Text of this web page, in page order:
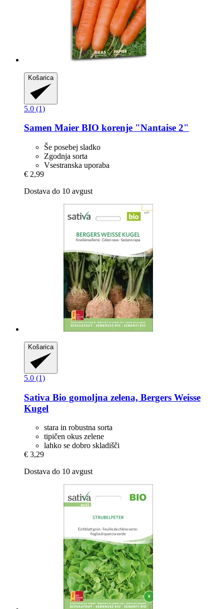
Košarica
5.0 (1)
Samen Maier BIO korenje "Nantaise 2"
Še posebej sladko
Zgodnja sorta
Vsestranska uporaba
€ 2,99
Dostava do 10 avgust
Košarica
5.0 (1)
Sativa Bio gomoljna zelena, Bergers Weisse
Kugel
stara in robustna sorta
tipičen okus zelene
lahko se dobro skladišči
€ 3,29
Dostava do 10 avgust